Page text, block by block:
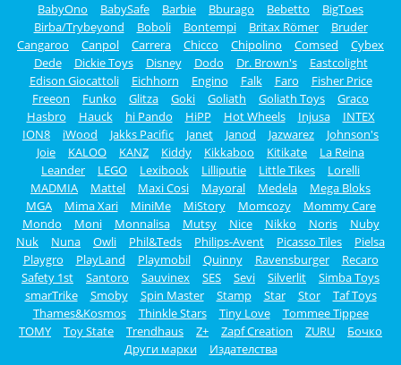
BabyOno
BabySafe Barbie Bburago Bebetto
BigToes
Birba/Trybeyond
Boboli Bontempi Britax Römer
Bruder
Cangaroo
Canpol Carrera Chicco Chipolino Comsed
Cybex
Dede
Dickie Toys Disney Dodo Dr. Brown's
Eastcolight
Edison Giocattoli
Eichhorn Engino Falk Faro
Fisher Price
Freeon
Funko Glitza Goki Goliath Goliath Toys
Graco
Hasbro
Hauck hi Pando HiPP Hot Wheels Injusa
INTEX
ION8
iWood Jakks Pacific Janet Janod Jazwarez
Johnson's
Joie
KALOO KANZ Kiddy Kikkaboo Kitikate
La Reina
Leander
LEGO Lexibook Lilliputie Little Tikes
Lorelli
MADMIA
Mattel Maxi Cosi Mayoral Medela
Mega Bloks
MGA
Mima Xari MiniMe MiStory Momcozy
Mommy Care
Mondo
Moni Monnalisa Mutsy Nice Nikko Noris
Nuby
Nuk
Nuna Owli Phil&Teds Philips-Avent Picasso Tiles
Pielsa
Playgro
PlayLand Playmobil Quinny Ravensburger
Recaro
Safety 1st
Santoro Sauvinex SES Sevi Silverlit
Simba Toys
smarTrike
Smoby Spin Master Stamp Star Stor
Taf Toys
Thames&Kosmos
Thinkle Stars Tiny Love
Tommee Tippee
TOMY
Toy State Trendhaus Z+ Zapf Creation ZURU
Бочко
Други марки
Издателства